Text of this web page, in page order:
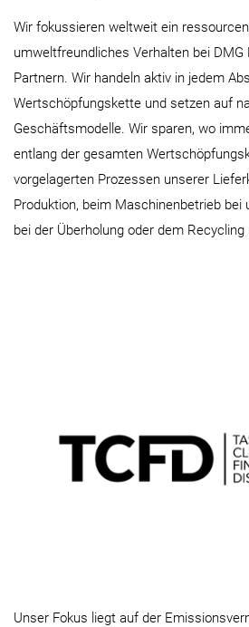
Wir fokussieren weltweit ein
umweltfreundliches Verhalten bei DMG
Partnern. Wir handeln aktiv in jedem
Wertschöpfungskette und setzen auf
Geschäftsmodelle. Wir sparen, wo
entlang der gesamten
vorgelagerten Prozessen unserer
Produktion, beim Maschinenbetrieb bei
bei der Überholung oder dem
Unser Fokus liegt auf der